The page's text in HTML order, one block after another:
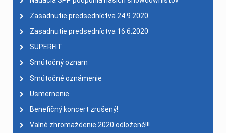
Zasadnutie predsedníctva 24.9.2020
Zasadnutie predsedníctva 16.6.2020
SUPERFIT
Smútočný oznam
Smútočné oznámenie
Usmernenie
Benefičný koncert zrušený!
Valné zhromaždenie 2020 odložené!!!